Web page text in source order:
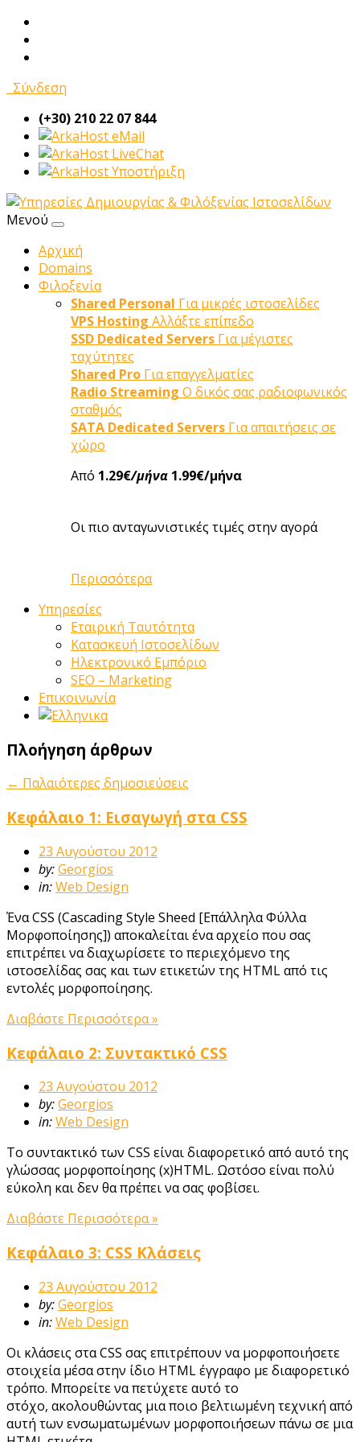
Σύνδεση
(+30) 210 22 07 844
eMail
LiveChat
Υποστήριξη
Μενού
Αρχική
Domains
Φιλοξενία
Shared Personal Για μικρές ιστοσελίδες
VPS Hosting Αλλάξτε επίπεδο
SSD Dedicated Servers Για μέγιστες
ταχύτητες
Shared Pro Για επαγγελματίες
Radio Streaming Ο δικός σας ραδιοφωνικός
σταθμός
SATA Dedicated Servers Για απαιτήσεις σε
χώρο
Από 1.29€/μήνα 1.99€/μήνα
Οι πιο ανταγωνιστικές τιμές στην αγορά
Περισσότερα
Υπηρεσίες
Εταιρική Ταυτότητα
Κατασκευή Ιστοσελίδων
Ηλεκτρονικό Εμπόριο
SEO – Marketing
Επικοινωνία
Πλοήγηση άρθρων
← Παλαιότερες δημοσιεύσεις
Κεφάλαιο 1: Εισαγωγή στα CSS
23 Αυγούστου 2012
by:Georgios
in:Web Design
Ένα CSS (Cascading Style Sheed [Επάλληλα Φύλλα
Μορφοποίησης]) αποκαλείται ένα αρχείο που σας
επιτρέπει να διαχωρίσετε το περιεχόμενο της
ιστοσελίδας σας και των ετικετών της HTML από τις
εντολές μορφοποίησης.
Διαβάστε Περισσότερα »
Κεφάλαιο 2: Συντακτικό CSS
23 Αυγούστου 2012
by:Georgios
in:Web Design
Το συντακτικό των CSS είναι διαφορετικό από αυτό της
γλώσσας μορφοποίησης (x)HTML. Ωστόσο είναι πολύ
εύκολη και δεν θα πρέπει να σας φοβίσει.
Διαβάστε Περισσότερα »
Κεφάλαιο 3: CSS Κλάσεις
23 Αυγούστου 2012
by:Georgios
in:Web Design
Οι κλάσεις στα CSS σας επιτρέπουν να μορφοποιήσετε
στοιχεία μέσα στην ίδιο HTML έγγραφο με διαφορετικό
τρόπο. Μπορείτε να πετύχετε αυτό το
στόχο, ακολουθώντας μια ποιο βελτιωμένη τεχνική από
αυτή των ενσωματωμένων μορφοποιήσεων πάνω σε μια